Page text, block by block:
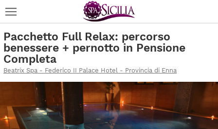
Pacchetto Full Relax: percorso
benessere + pernotto in Pensione
Completa
Beatrix Spa - Federico II Palace Hotel - Provincia di Enna